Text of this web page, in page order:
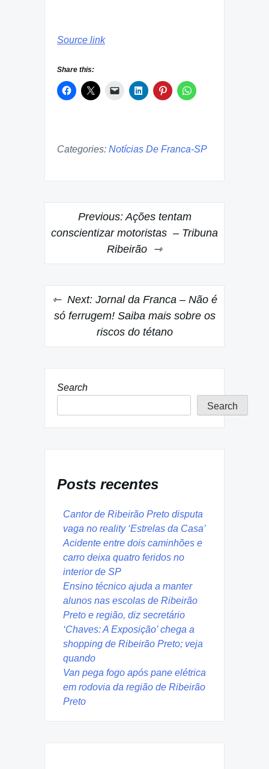
Source link
Share this:
Categories: Notícias De Franca-SP
navigation
Previous: Ações tentam
conscientizar motoristas – Tribuna
Ribeirão
Next: Jornal da Franca – Não é
só ferrugem! Saiba mais sobre os
riscos do tétano
Search
Search
Posts recentes
Cantor de Ribeirão Preto disputa
vaga no reality ‘Estrelas da Casa’
Acidente entre dois caminhões e
carro deixa quatro feridos no
interior de SP
Ensino técnico ajuda a manter
alunos nas escolas de Ribeirão
Preto e região, diz secretário
‘Chaves: A Exposição’ chega a
shopping de Ribeirão Preto; veja
quando
Van pega fogo após pane elétrica
em rodovia da região de Ribeirão
Preto